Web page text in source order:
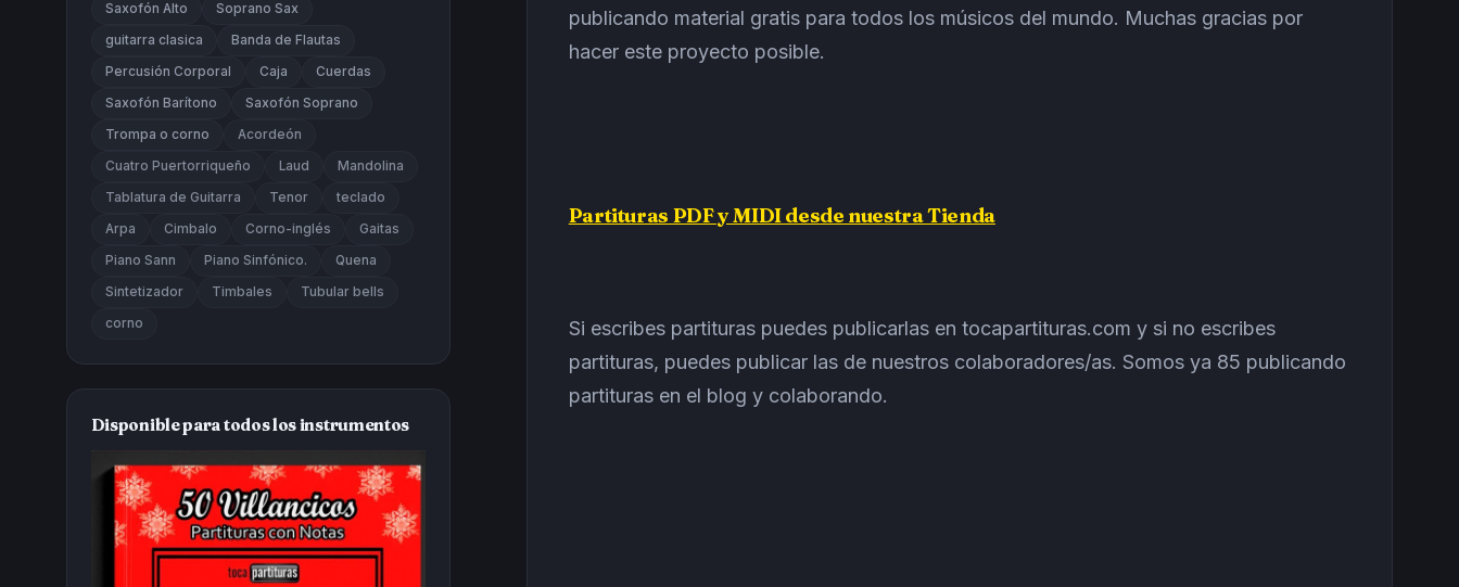
publicando material gratis para todos los músicos del mundo. Muchas gracias por
hacer este proyecto posible.
Partituras PDF y MIDI desde nuestra Tienda
Si escribes partituras puedes publicarlas en tocapartituras.com y si no escribes
partituras, puedes publicar las de nuestros colaboradores/as. Somos ya 85 publicando
partituras en el blog y colaborando.
Saxofón Alto Soprano Sax
guitarra clasica Banda de Flautas
Percusión Corporal Caja Cuerdas
Saxofón Barítono Saxofón Soprano
Trompa o corno Acordeón
Cuatro Puertorriqueño Laud Mandolina
Tablatura de Guitarra Tenor teclado
Arpa Cimbalo Corno-inglés Gaitas
Piano Sann Piano Sinfónico. Quena
Sintetizador Timbales Tubular bells
corno
Disponible para todos los instrumentos